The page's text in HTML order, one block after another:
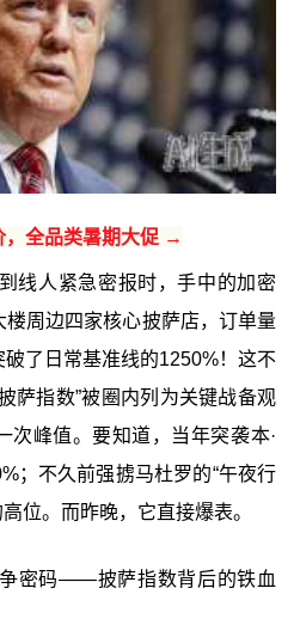
，全品类暑期大促 →
线人紧急密报时，手中的加密
周边四家核心披萨店，订单量
了日常基准线的1250%！这不
萨指数”被圈内列为关键战备观
次峰值。要知道，当年突袭本·
；不久前强掳马杜罗的“午夜行
位。而昨晚，它直接爆表。
密码——披萨指数背后的铁血